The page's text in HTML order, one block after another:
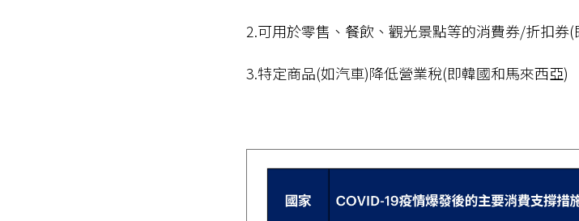
2.可用於零售、餐飲、觀光景點等的消費券/折扣券
3.特定商品(如汽車)降低營業稅(即韓國和馬來西亞)